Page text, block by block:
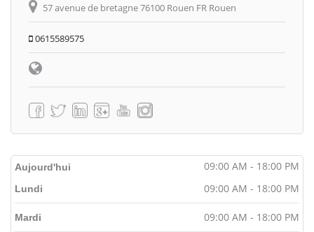
57 avenue de bretagne 76100 Rouen FR Rouen
0615589575
Aujourd'hui 09:00 AM - 18:00 PM
Lundi 09:00 AM - 18:00 PM
Mardi 09:00 AM - 18:00 PM